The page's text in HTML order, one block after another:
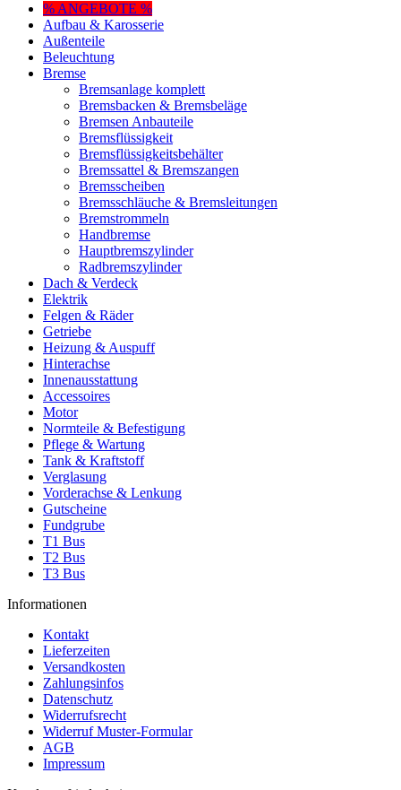
% ANGEBOTE %
Aufbau & Karosserie
Außenteile
Beleuchtung
Bremse
Bremsanlage komplett
Bremsbacken & Bremsbeläge
Bremsen Anbauteile
Bremsflüssigkeit
Bremsflüssigkeitsbehälter
Bremssattel & Bremszangen
Bremsscheiben
Bremsschläuche & Bremsleitungen
Bremstrommeln
Handbremse
Hauptbremszylinder
Radbremszylinder
Dach & Verdeck
Elektrik
Felgen & Räder
Getriebe
Heizung & Auspuff
Hinterachse
Innenausstattung
Accessoires
Motor
Normteile & Befestigung
Pflege & Wartung
Tank & Kraftstoff
Verglasung
Vorderachse & Lenkung
Gutscheine
Fundgrube
T1 Bus
T2 Bus
T3 Bus
Informationen
Kontakt
Lieferzeiten
Versandkosten
Zahlungsinfos
Datenschutz
Widerrufsrecht
Widerruf Muster-Formular
AGB
Impressum